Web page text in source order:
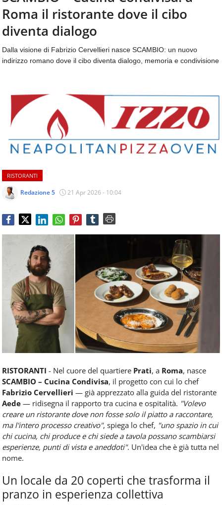
aggiornamenti
quotidiani
su
temi
come
ospitalità,
beverage,
catering
e
quotidiani
sul
dell'alimentazione,
dei
consumi
del
Food
Service
novità
del
comparto
Horeca.
CONTATTI
Roma il ristorante dove il cibo
diventa dialogo
Dalla visione di Fabrizio Cervellieri nasce SCAMBIO: un nuovo
indirizzo romano dove il cibo diventa dialogo, memoria e condivisione
RISTORANTI
Redazione 5 21 Apr 2026 - 10:04
RISTORANTI - Nel cuore del quartiere Prati, a Roma, nasce
SCAMBIO – Cucina Condivisa, il progetto con cui lo chef
Fabrizio Cervellieri — già apprezzato alla guida del ristorante
Aede — ridisegna il rapporto tra cucina e ospitalità. "Volevo
creare un ristorante dove non fosse solo il piatto a raccontare,
ma l'intero processo creativo", spiega lo chef, "uno spazio in cui
chi cucina, chi produce e chi siede a tavola possano scambiarsi
esperienze, punti di vista e aneddoti". Un'idea che è già tutta nel
nome.
Un locale da 20 coperti che trasforma il
pranzo in esperienza collettiva